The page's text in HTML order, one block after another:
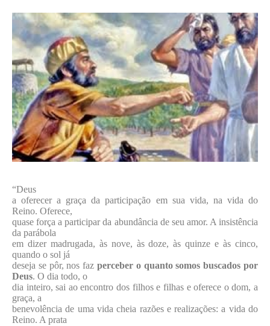
“Deus
a oferecer a graça da participação em sua vida, na vida do
Reino. Oferece,
quase força a participar da abundância de seu amor. A insistência
da parábola
em dizer madrugada, às nove, às doze, às quinze e às cinco,
quando o sol já
deseja se pôr, nos faz perceber o quanto somos buscados por
Deus. O dia todo, o
dia inteiro, sai ao encontro dos filhos e filhas e oferece o dom, a
graça, a
benevolência de uma vida cheia razões e realizações: a vida do
Reino. A prata